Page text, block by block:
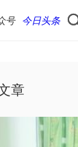
号 今日头条
章